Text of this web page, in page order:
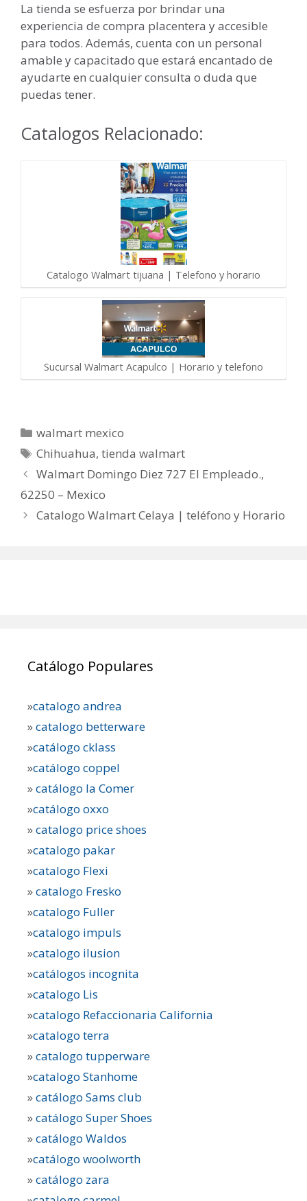
La tienda se esfuerza por brindar una
experiencia de compra placentera y accesible
para todos. Además, cuenta con un personal
amable y capacitado que estará encantado de
ayudarte en cualquier consulta o duda que
puedas tener.
Catalogos Relacionado:
Catalogo Walmart tijuana | Telefono y horario
Sucursal Walmart Acapulco | Horario y telefono
Categorías
walmart mexico
Etiquetas
Chihuahua,tienda walmart
Walmart Domingo Diez 727 El Empleado.,
62250 – Mexico
Catalogo Walmart Celaya | teléfono y Horario
Catálogo Populares
»catalogo andrea
»catalogo betterware
»catálogo cklass
»catálogo coppel
»catálogo la Comer
»catálogo oxxo
»catalogo price shoes
»catalogo pakar
»catalogo Flexi
»catalogo Fresko
»catalogo Fuller
»catalogo impuls
»catalogo ilusion
»catálogos incognita
»catalogo Lis
»catalogo Refaccionaria California
»catalogo terra
»catalogo tupperware
»catalogo Stanhome
»catálogo Sams club
»catálogo Super Shoes
»catálogo Waldos
»catálogo woolworth
»catálogo zara